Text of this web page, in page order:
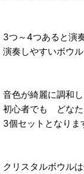
3つ～4つあると演
演奏しやすいボウル
音色が綺麗に調和
初心者でも どな
3個セットとなりま
クリスタルボウル